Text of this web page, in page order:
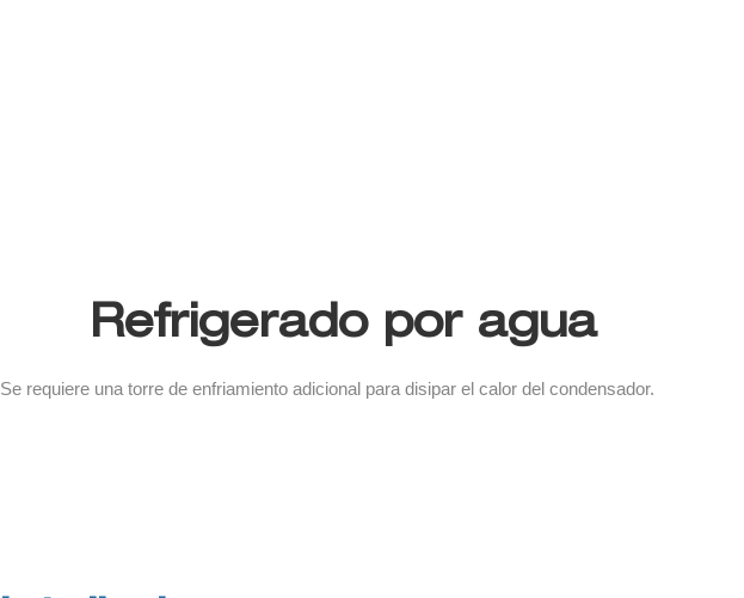
Refrigerado por agua
Se requiere una torre de enfriamiento adicional para disipar el calor del condensador.